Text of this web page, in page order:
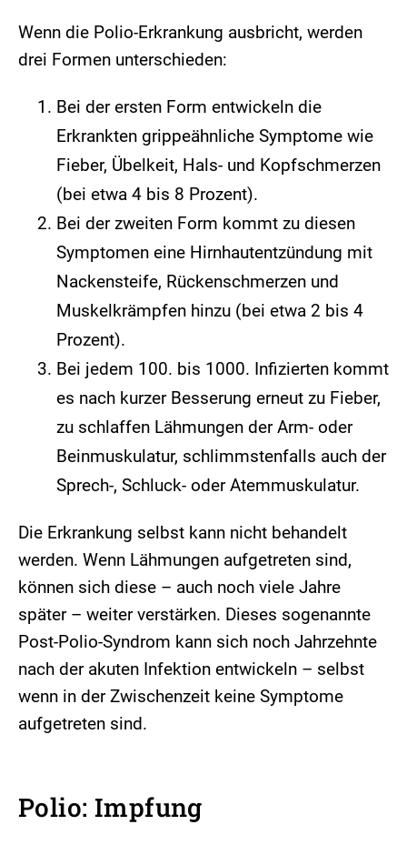
Wenn die Polio-Erkrankung ausbricht, werden
drei Formen unterschieden:
Bei der ersten Form entwickeln die
Erkrankten grippeähnliche Symptome wie
Fieber, Übelkeit, Hals- und Kopfschmerzen
(bei etwa 4 bis 8 Prozent).
Bei der zweiten Form kommt zu diesen
Symptomen eine Hirnhautentzündung mit
Nackensteife, Rückenschmerzen und
Muskelkrämpfen hinzu (bei etwa 2 bis 4
Prozent).
Bei jedem 100. bis 1000. Infizierten kommt
es nach kurzer Besserung erneut zu Fieber,
zu schlaffen Lähmungen der Arm- oder
Beinmuskulatur, schlimmstenfalls auch der
Sprech-, Schluck- oder Atemmuskulatur.
Die Erkrankung selbst kann nicht behandelt
werden. Wenn Lähmungen aufgetreten sind,
können sich diese – auch noch viele Jahre
später – weiter verstärken. Dieses sogenannte
Post-Polio-Syndrom kann sich noch Jahrzehnte
nach der akuten Infektion entwickeln – selbst
wenn in der Zwischenzeit keine Symptome
aufgetreten sind.
Polio: Impfung